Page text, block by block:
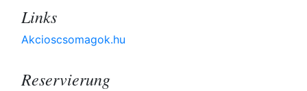
Links
Akcioscsomagok.hu
Reservierung